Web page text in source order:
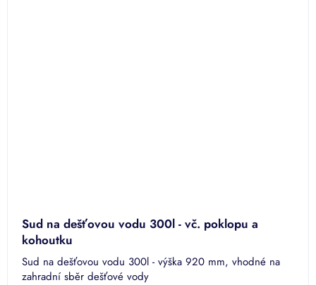
Sud na dešťovou vodu 300l - vč. poklopu a
kohoutku
Sud na dešťovou vodu 300l - výška 920 mm, vhodné na
zahradní sběr dešťové vody